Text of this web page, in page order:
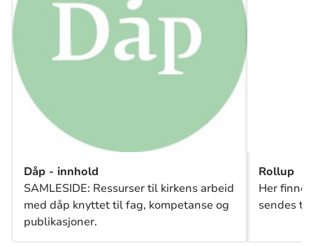
Dåp - innhold
SAMLESIDE: Ressurser til kirkens arbeid
med dåp knyttet til fag, kompetanse og
publikasjoner.
Rollup
Her
sendes til